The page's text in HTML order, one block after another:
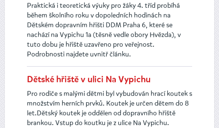
Praktická i teoretická výuky pro žáky 4. tříd probíhá
během školního roku v dopoledních hodinách na
Dětském dopravním hřišti DDM Praha 6, které se
nachází na Vypichu 1a (těsně vedle obory Hvězda), v
tuto dobu je hřiště uzavřeno pro veřejnost.
Podrobnosti najdete uvnitř článku.
Dětské hřiště v ulici Na Vypichu
Pro rodiče s malými dětmi byl vybudován hrací koutek s
množstvím herních prvků. Koutek je určen dětem do 8
let.Dětský koutek je oddělen od dopravního hřiště
brankou. Vstup do koutku je z ulice Na Vypichu.